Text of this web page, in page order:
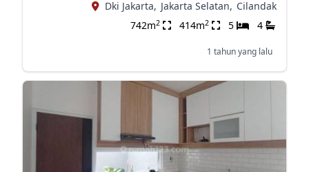
Dki Jakarta, Jakarta Selatan, Cilandak
742m2 414m2 5 4
1 tahun yang lalu